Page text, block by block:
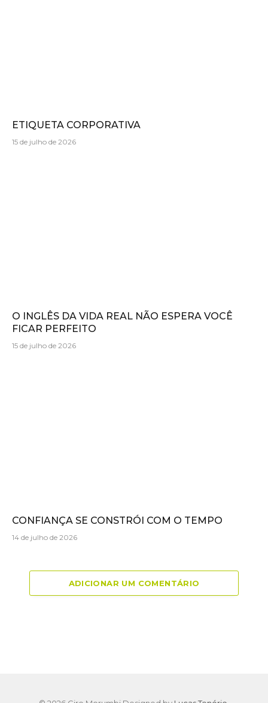
ETIQUETA CORPORATIVA
15 de julho de 2026
O INGLÊS DA VIDA REAL NÃO ESPERA VOCÊ
FICAR PERFEITO
15 de julho de 2026
CONFIANÇA SE CONSTRÓI COM O TEMPO
14 de julho de 2026
ADICIONAR UM COMENTÁRIO